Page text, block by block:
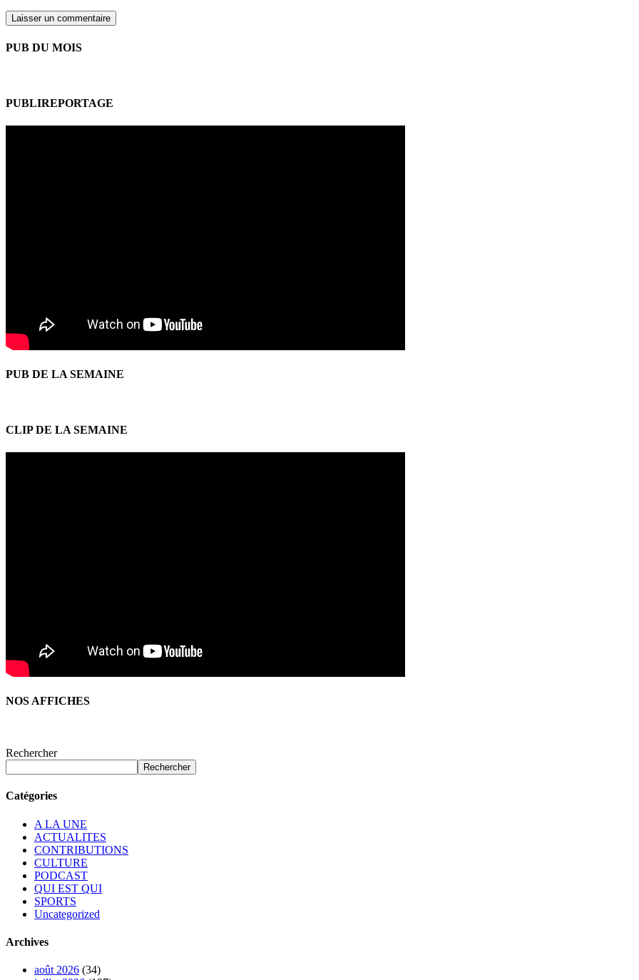
PUB DU MOIS
PUBLIREPORTAGE
PUB DE LA SEMAINE
CLIP DE LA SEMAINE
NOS AFFICHES
Rechercher
Rechercher
Catégories
A LA UNE
ACTUALITES
CONTRIBUTIONS
CULTURE
PODCAST
QUI EST QUI
SPORTS
Uncategorized
Archives
août 2026 (34)